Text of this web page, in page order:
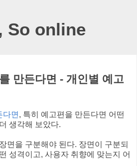
So online
만든다면 - 개인별 예고
다면 , 특히 예고편을 만든다면 어떤
생각해 보았다.
면을 구분해야 된다. 장면이 구분되
성격이고, 사용자 취향에 맞는지 어